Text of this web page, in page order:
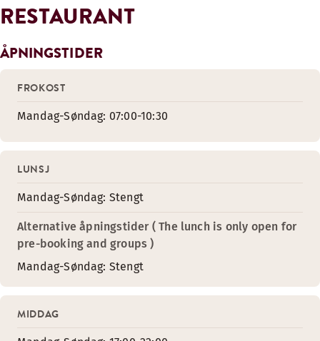
RESTAURANT
ÅPNINGSTIDER
FROKOST
Mandag-Søndag: 07:00-10:30
LUNSJ
Mandag-Søndag: Stengt
Alternative åpningstider ( The lunch is only open for
pre-booking and groups )
Mandag-Søndag: Stengt
MIDDAG